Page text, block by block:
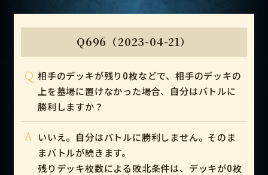
Q696（2023-04-21）
Q 相手のデッキが残り0枚などで、相手のデッキの
上を墓場に置けなかった場合、自分はバトルに
勝利しますか？
A いいえ。自分はバトルに勝利しません。そのま
まバトルが続きます。
残りデッキ枚数による敗北条件は、デッキが0枚